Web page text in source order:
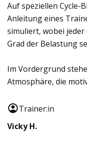
Auf speziellen Cycle-
Anleitung eines
simuliert, wobei jeder
Grad der Belastung
Im Vordergrund
Atmosphäre, die
Trainer:in
Vicky H.